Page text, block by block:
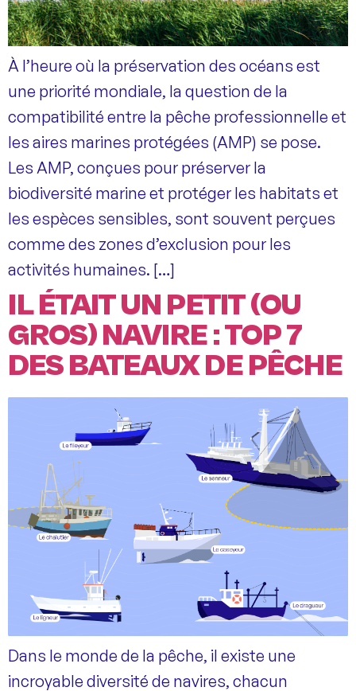
À l’heure où la préservation des océans est
une priorité mondiale, la question de la
compatibilité entre la pêche professionnelle et
les aires marines protégées (AMP) se pose.
Les AMP, conçues pour préserver la
biodiversité marine et protéger les habitats et
les espèces sensibles, sont souvent perçues
comme des zones d’exclusion pour les
activités humaines. […]
IL ÉTAIT UN PETIT (OU
GROS) NAVIRE : TOP 7
DES BATEAUX DE PÊCHE
Dans le monde de la pêche, il existe une
incroyable diversité de navires, chacun